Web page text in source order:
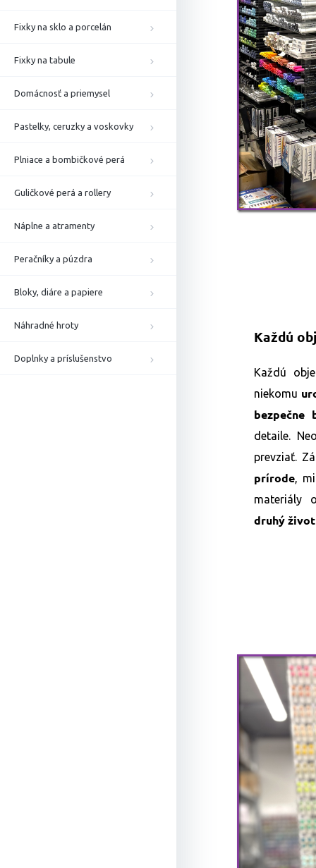
Fixky na sklo a porcelán
Fixky na tabule
Domácnosť a priemysel
Pastelky, ceruzky a voskovky
Plniace a bombičkové perá
Guličkové perá a rollery
Náplne a atramenty
Peračníky a púzdra
Bloky, diáre a papiere
Náhradné hroty
Doplnky a príslušenstvo
Každú
Každú
niekomu
bezpečne
detaile.
prevziať.
prírode,
materiály
druhý život